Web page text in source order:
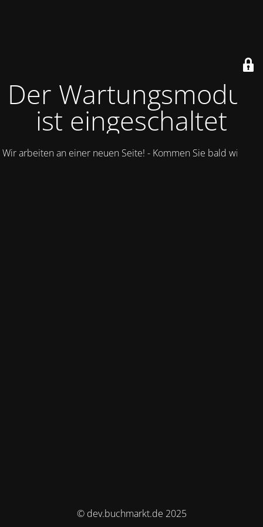
Der Wartungsmodus
ist eingeschaltet
Wir arbeiten an einer neuen Seite! - Kommen Sie bald wieder.
© dev.buchmarkt.de 2025